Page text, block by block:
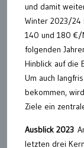
und damit
Winter 2023/24
140 und 180 €/
folgenden
Hinblick auf die
Um auch
bekommen,
Ziele ein
Ausblick 2023
letzten drei